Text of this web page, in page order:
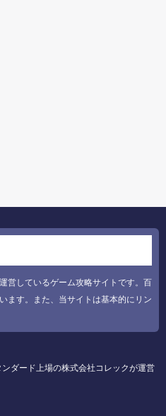
営しているゲーム攻略サイトです。百
ます。また、当サイトは基本的にリン
ダード上場の株式会社コレックが運営